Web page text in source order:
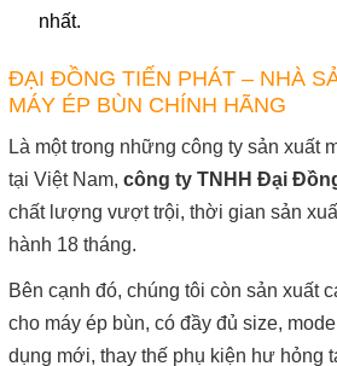
nhất.
ĐẠI ĐỒNG TIẾN PHÁT – NHÀ
MÁY ÉP BÙN CHÍNH HÃNG
Là một trong những công ty sản xuất
tại Việt Nam, công ty TNHH Đại
chất lượng vượt trội, thời gian sản
hành 18 tháng.
Bên cạnh đó, chúng tôi còn sản xuất
cho máy ép bùn, có đầy đủ size,
dụng mới, thay thế phụ kiện hư hỏng